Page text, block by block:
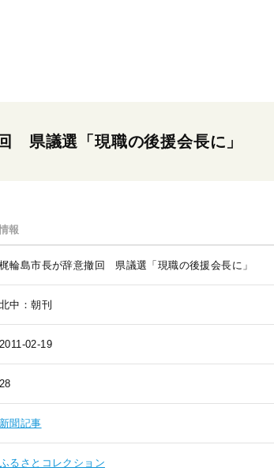
県議選「現職の後援会長に」
報
梶輪島市長が辞意撤回 県議選「現職の後援会長に」
北中：朝刊
2011-02-19
28
新聞記事
ふるさとコレクション